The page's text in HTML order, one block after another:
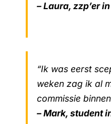
– Laura, zzp’er
“Ik was eerst
weken zag ik al
commissie
– Mark, student